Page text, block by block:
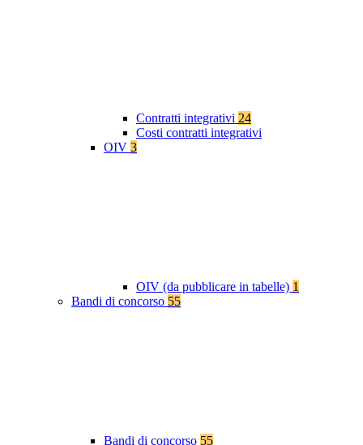
Contratti integrativi 24
Costi contratti integrativi
OIV 3
OIV (da pubblicare in tabelle) 1
Bandi di concorso 55
Bandi di concorso 55